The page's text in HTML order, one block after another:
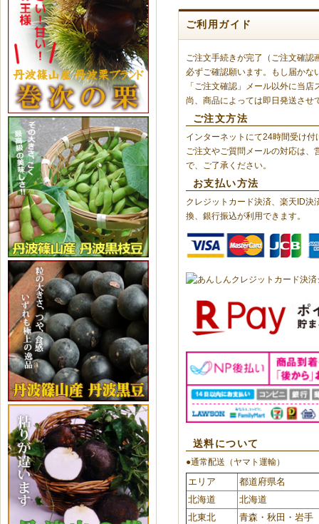
ご利用ガイド
ご注文手続きが完了（ご注文確
必ずご確認願います。もし届かな
「ご注文確認」メール以外に当
尚、商品によっては即日発送させ
ご注文方法
インターネットにて24時間受け付
ご注文やご質問メールの対応は、
で、ご了承ください。
お支払い方法
クレジットカード決済、楽天ID決
換、銀行振込が利用できます。
送料について
●通常配送（ヤマト運輸）
エリア
都道府県名
北海道
北海道
北東北
青森・秋田・岩手